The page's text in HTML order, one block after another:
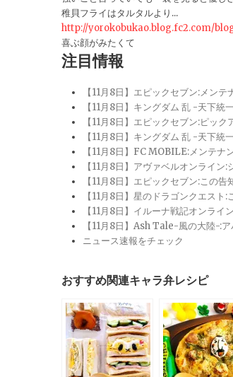
稚貝フライはタルタルより...
http://yorokobukao.blog.fc2.com/
喜ぶ顔がみたくて
注目情報
【11月8日】エピックセブン:メン
【11月8日】キングダム 乱 -天下
【11月8日】エピックセブン:ピッ
【11月8日】キングダム 乱 -天下
【11月8日】FC MOBILE:メンテ
【11月8日】アヴァベルオンライ
【11月8日】エピックセブン:この
【11月8日】星のドラゴンクエス
【11月8日】イルーナ戦記オンラ
【11月8日】Ash Tale-風の大陸-:
ニュース速報をチェック
おすすめ関連キャラ弁レシピ